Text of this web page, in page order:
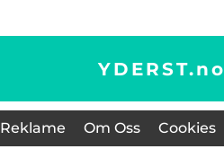
YDERST.no
Reklame Om Oss Cookies